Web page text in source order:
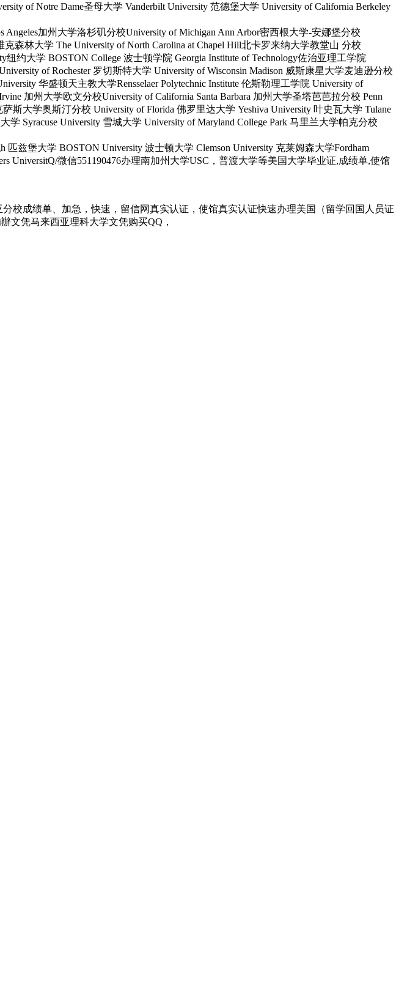
of Notre Dame圣母大学 Vanderbilt University 范德堡大学 University of California Berkeley
加州大学洛杉矶分校University of Michigan Ann Arbor密西根大学-安娜堡分校
森林大学 The University of North Carolina at Chapel Hill北卡罗来纳大学教堂山 分校
约大学 BOSTON College 波士顿学院 Georgia Institute of Technology佐治亚理工学院
of Rochester 罗切斯特大学 University of Wisconsin Madison 威斯康星大学麦迪逊分校
华盛顿天主教大学Rensselaer Polytechnic Institute 伦斯勒理工学院 University of
加州大学欧文分校University of California Santa Barbara 加州大学圣塔芭芭拉分校 Penn
斯大学奥斯汀分校 University of Florida 佛罗里达大学 Yeshiva University 叶史瓦大学 Tulane
Syracuse University 雪城大学 University of Maryland College Park 马里兰大学帕克分校
匹兹堡大学 BOSTON University 波士顿大学 Clemson University 克莱姆森大学Fordham
UniversitQ/微信551190476办理南加州大学USC，普渡大学等美国大学毕业证,成绩单,使馆
校成绩单、加急，快速，留信网真实认证，使馆真实认证快速办理美国（留学回国人员证
文凭马来西亚理科大学文凭购买QQ，